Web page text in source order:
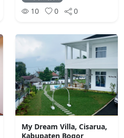
10 0 0
My Dream Villa, Cisarua,
Kabupaten Bogor